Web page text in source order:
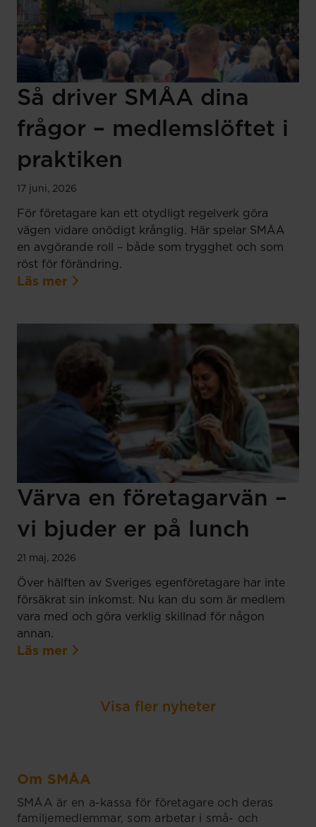
Så driver SMÅA dina
frågor – medlemslöftet i
praktiken
17 juni, 2026
För företagare kan ett otydligt regelverk göra
vägen vidare onödigt krånglig. Här spelar SMÅA
en avgörande roll – både som trygghet och som
röst för förändring.
Läs mer
Värva en företagarvän –
vi bjuder er på lunch
21 maj, 2026
Över hälften av Sveriges egenföretagare har inte
försäkrat sin inkomst. Nu kan du som är medlem
vara med och göra verklig skillnad för någon
annan.
Läs mer
Visa fler nyheter
Om SMÅA
SMÅA är en a-kassa för företagare och deras
familjemedlemmar, som arbetar i små- och